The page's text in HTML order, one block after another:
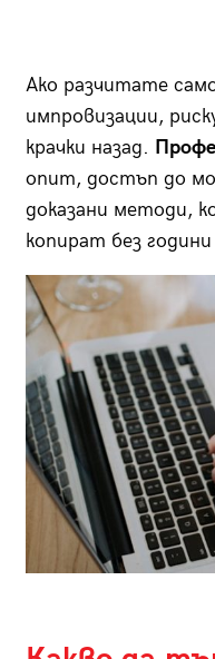
Ако разчитате
импровизации,
крачки назад.
опит, достъп до
доказани методи,
копират без